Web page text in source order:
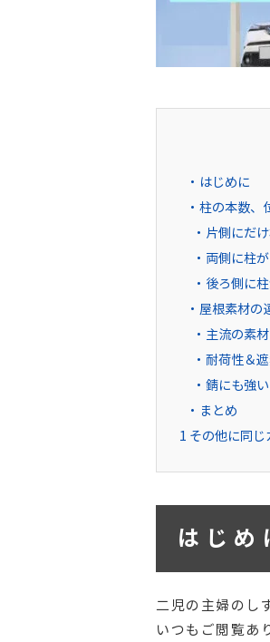
はじめに
柱の本数、
片側にだ
両側に柱
後ろ側に
屋根素材の
主流の素
耐荷性＆
錆にも強い
まとめ
1 その他に同
はじめ
二児の主婦のし
いつもご閲覧あ